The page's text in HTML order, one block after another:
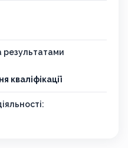
результатами
кваліфікації